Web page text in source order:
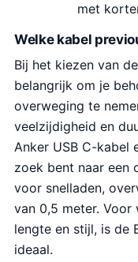
met
Welke kabel
Bij het kiezen van
belangrijk om je
overweging te
veelzijdigheid en
Anker USB C-kabel
zoek bent naar een
voor snelladen,
van 0,5 meter.
lengte en stijl, is de
ideaal.